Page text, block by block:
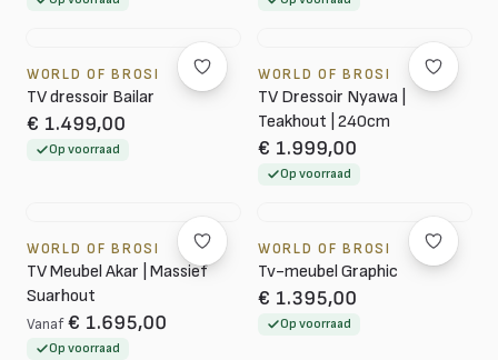
WORLD OF BROSI
TV dressoir Bailar
€ 1.499,00
Op voorraad
WORLD OF BROSI
TV Dressoir Nyawa |
Teakhout | 240cm
€ 1.999,00
Op voorraad
WORLD OF BROSI
TV Meubel Akar | Massief
Suarhout
Vanaf € 1.695,00
Op voorraad
WORLD OF BROSI
Tv-meubel Graphic
€ 1.395,00
Op voorraad